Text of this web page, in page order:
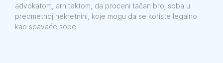
advokatom, arhitektom, da proceni tačan broj soba u
predmetnoj nekretnini, koje mogu da se koriste legalno
kao spavaće sobe.